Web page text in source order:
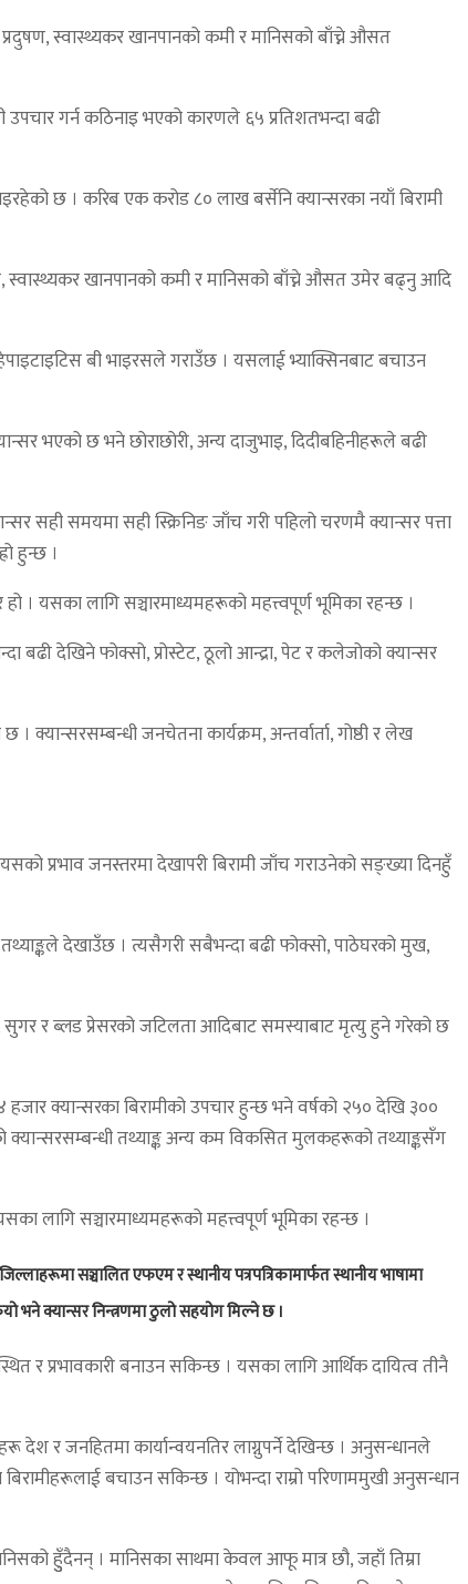
स्वास्थ्यकर खानपानको कमी र मानिसको बाँच्ने औसत
गर्न कठिनाइ भएको कारणले ६५ प्रतिशतभन्दा बढी
छ । करिब एक करोड ८० लाख बर्सेनि क्यान्सरका नयाँ बिरामी
स्वास्थ्यकर खानपानको कमी र मानिसको बाँच्ने औसत उमेर बढ्नु आदि
बी भाइरसले गराउँछ । यसलाई भ्याक्सिनबाट बचाउन
भएको छ भने छोराछोरी, अन्य दाजुभाइ, दिदीबहिनीहरूले बढी
सही समयमा सही स्क्रिनिङ जाँच गरी पहिलो चरणमै क्यान्सर पत्ता
हुन्छ ।
। यसका लागि सञ्चारमाध्यमहरूको महत्त्वपूर्ण भूमिका रहन्छ ।
बढी देखिने फोक्सो, प्रोस्टेट, ठूलो आन्द्रा, पेट र कलेजोको क्यान्सर
क्यान्सरसम्बन्धी जनचेतना कार्यक्रम, अन्तर्वार्ता, गोष्ठी र लेख
प्रभाव जनस्तरमा देखापरी बिरामी जाँच गराउनेको सङ्ख्या दिनहुँ
तथ्याङ्कले देखाउँछ । त्यसैगरी सबैभन्दा बढी फोक्सो, पाठेघरको मुख,
सुगर र ब्लड प्रेसरको जटिलता आदिबाट समस्याबाट मृत्यु हुने गरेको छ
क्यान्सरका बिरामीको उपचार हुन्छ भने वर्षको २५० देखि ३००
क्यान्सरसम्बन्धी तथ्याङ्क अन्य कम विकसित मुलकहरूको तथ्याङ्कसँग
लागि सञ्चारमाध्यमहरूको महत्त्वपूर्ण भूमिका रहन्छ ।
सञ्चालित एफएम र स्थानीय पत्रपत्रिकामार्फत स्थानीय भाषामा
भने क्यान्सर निन्त्रणमा ठुलो सहयोग मिल्ने छ ।
र प्रभावकारी बनाउन सकिन्छ । यसका लागि आर्थिक दायित्व तीनै
देश र जनहितमा कार्यान्वयनतिर लाग्नुपर्ने देखिन्छ । अनुसन्धानले
बचाउन सकिन्छ । योभन्दा राम्रो परिणाममुखी अनुसन्धान
हुुँदैनन् । मानिसका साथमा केवल आफू मात्र छौ, जहाँ तिम्रा